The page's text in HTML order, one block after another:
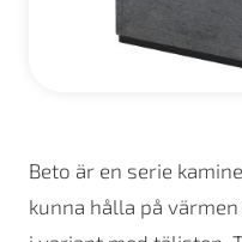
Beto är en serie
kunna hålla på